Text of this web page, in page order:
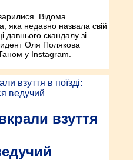
Відома
яка недавно назвала свій
давнього скандалу зі
Оля Полякова
у Instagram.
взуття